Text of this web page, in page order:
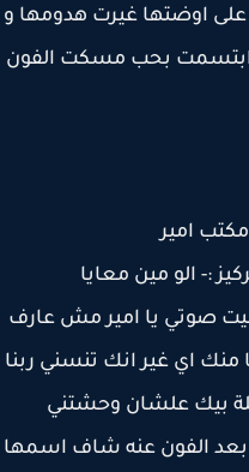
اوضتها غيرت هدومها و
بحب مسكت الفون
امير
:- الو مين معايا
يا امير مش عارف
اي غير انك تنسني ربنا
بيك علشان وحشتني
الفون عنه شاف اسمها